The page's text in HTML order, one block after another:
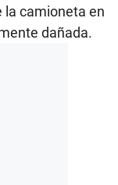
la camioneta en
dañada.